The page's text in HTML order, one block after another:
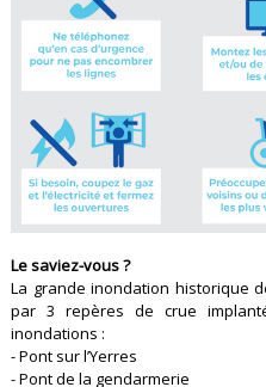
Le saviez-vous ?
La grande inondation historique
par 3 repères de crue
inondations :
- Pont sur l’Yerres
- Pont de la gendarmerie